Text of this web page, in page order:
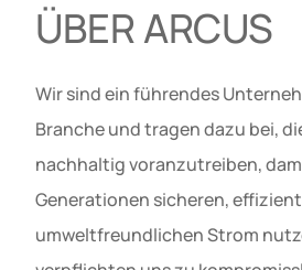
ÜBER ARCUS
Wir sind ein führendes
Branche und tragen dazu bei,
nachhaltig voranzutreiben,
Generationen sicheren,
umweltfreundlichen Strom